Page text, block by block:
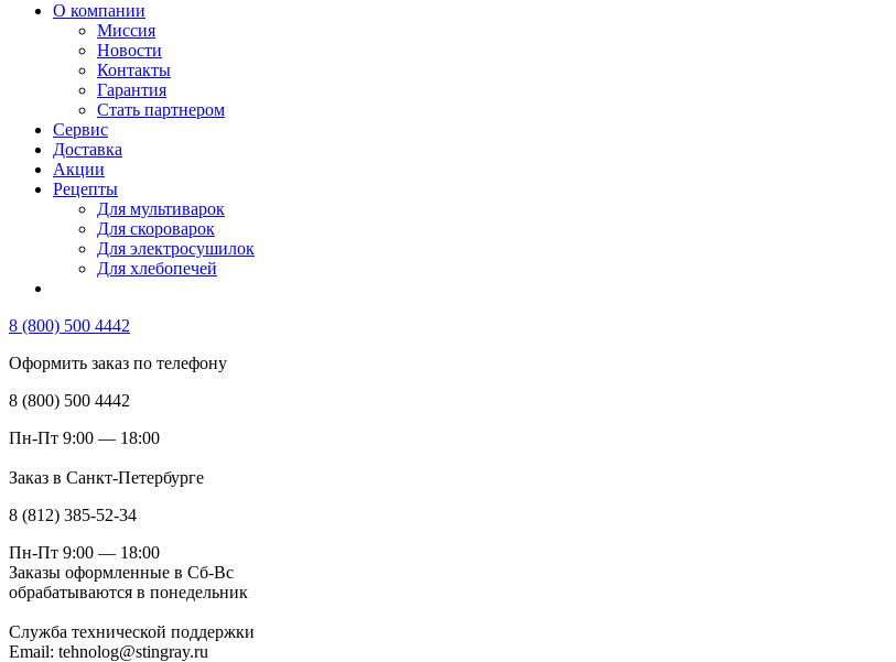
О компании
Миссия
Новости
Контакты
Гарантия
Стать партнером
Сервис
Доставка
Акции
Рецепты
Для мультиварок
Для скороварок
Для электросушилок
Для хлебопечей
8 (800) 500 4442
Оформить заказ по телефону
8 (800) 500 4442
Пн-Пт 9:00 — 18:00
Заказ в Санкт-Петербурге
8 (812) 385-52-34
Пн-Пт 9:00 — 18:00
Заказы оформленные в Сб-Вс
обрабатываются в понедельник
Служба технической поддержки
Email: tehnolog@stingray.ru